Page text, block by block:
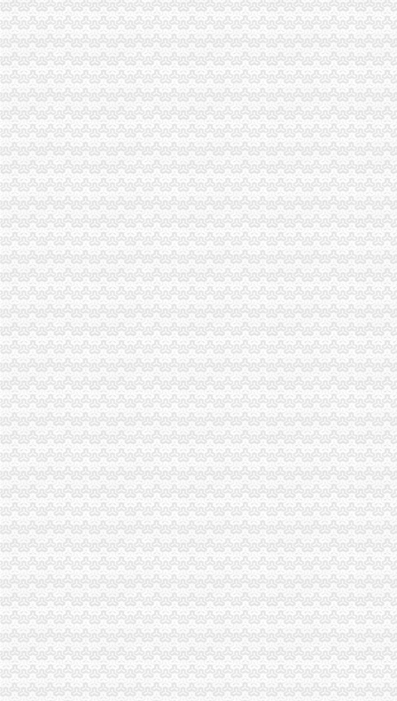
【58同城】重庆九龙坡陈家坪保洁公司_陈家坪清洗保洁公司价格
.pdf
【重庆陈家坪企业法人变更|企业名称变更|企业地址变更】-重庆赶集网
150起会计师全市代帐、执照-重庆58同城
万事通|重庆|渝中区_凤凰资讯
晨报万事通_资讯频道_凤凰网
得实汇直投_凤凰资讯
无、无押(图)_网易新闻
天天招聘_新浪新闻
无押借款(组图)_网易新闻
重庆农村商业银行股份有限公司九龙坡支行陈家坪分理处
中国建设银行股份有限公司重庆杨家坪支行陈家坪分理处
九龙坡代账会计多少钱石桥铺陈家坪找个代理记账公司重庆代理记账
九龙坡石桥铺陈家坪石小路公司注册-代账会计服务-爱喇叭网
重庆香港公司注册：九龙坡石桥铺赛博陈家坪机电工商代理/注册公司/
兴业银行股份有限公司重庆陈家坪支行_【信用信息_诉讼信息_财务信
大娘水饺（重庆陈家坪汽车站店）电话,地址,营业时间（图）-重庆
2015-2016年龙洲湾及陈家坪IDC机房第三方维护服务招标公告-中国采
“月饼节暨食博会”月底在陈家坪展览中心开幕-食品商务网资讯
【58同城】重庆九龙坡陈家坪保洁公司_陈家坪清洗保洁公司价格
【重庆陈家坪黄金旺铺广告公司门面门市办公区,底价转让】-重庆我
资产管理公司转让转让基金管理公司-重庆九龙坡陈家坪商标注册-今天
【重庆渝贤财务管理有限公司_免费注册公司营业执照许可证可提供
白莲河上坝垄、陈家坪保护圈理工程施工招标公告-中国采招网
芭夯兔(陈家坪店)电话,地址,营业时间(图)-重庆美食-大众点评网
【58同城】重庆九龙坡陈家坪开荒保洁公司_陈家坪开荒保洁价格
重庆沿海捞：重庆九龙坡石桥铺陈家坪歇台子电中心周边管道疏通
【重庆川维渝办招待所酒店】重庆川维渝办招待所酒店预订_重庆川维
【重庆恒源办公家具有限责任公司酒店】重庆恒源办公家具有限责任公
重庆市九龙坡区石桥农村信用合作社陈家坪分社_【信用信息_诉讼信息
歌乐山镇装修_重庆装修公司_装修案例
三峡报刊亭管理混-是否影响重庆市容市貌和消防安全？_重庆市
重庆沙坪坝区有哪些建材市场？_其它装修
500、510开头的重庆人注意了！这件事再不办,麻烦就大了_
[热点投诉）重庆“不理”全是“盗版”货-搜狐新闻中心
公司关门40万买车款失踪-搜狐新闻中心
路边送眼镜宾馆办讲座都是忽悠老人买保健食品的--重庆频道--人民网
重庆渝通公交车站可以坐几路公交车到达陈家坪汽车站？_百度知道